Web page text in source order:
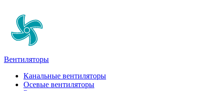
Вентиляторы
Канальные вентиляторы
Осевые вентиляторы